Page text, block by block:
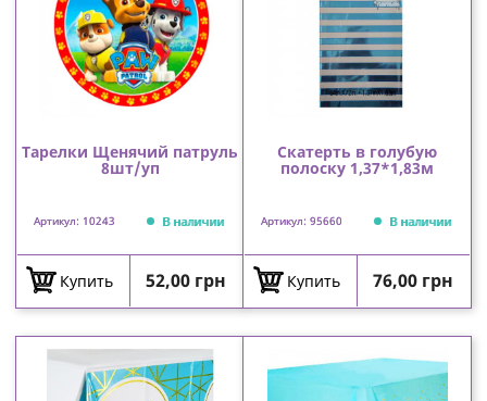
Тарелки Щенячий патруль
8шт/уп
Артикул: 10243 В наличии
Купить Цена
52,00 грн
Скатерть в голубую
полоску 1,37*1,83м
Артикул: 95660 В наличии
Купить Цена
76,00 грн